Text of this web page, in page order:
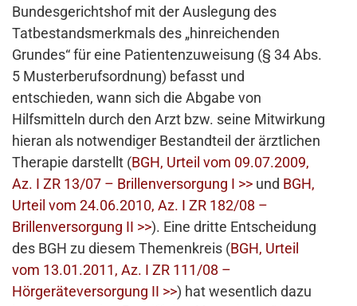
Bundesgerichtshof mit der Auslegung des
Tatbestandsmerkmals des „hinreichenden
Grundes“ für eine Patientenzuweisung (§ 34 Abs.
5 Musterberufsordnung) befasst und
entschieden, wann sich die Abgabe von
Hilfsmitteln durch den Arzt bzw. seine Mitwirkung
hieran als notwendiger Bestandteil der ärztlichen
Therapie darstellt (BGH, Urteil vom 09.07.2009,
Az. I ZR 13/07 – Brillenversorgung I >> und BGH,
Urteil vom 24.06.2010, Az. I ZR 182/08 –
Brillenversorgung II >>). Eine dritte Entscheidung
des BGH zu diesem Themenkreis (BGH, Urteil
vom 13.01.2011, Az. I ZR 111/08 –
Hörgeräteversorgung II >>) hat wesentlich dazu